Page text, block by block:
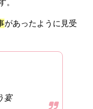
。
があったように見受
宴